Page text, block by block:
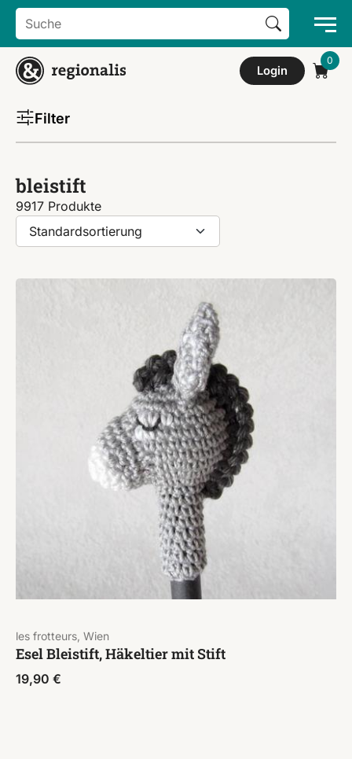
Search
for:
Search Button
Login
Filter
bleistift
9917 Produkte
les frotteurs, Wien
Esel Bleistift, Häkeltier mit Stift
19,90 €